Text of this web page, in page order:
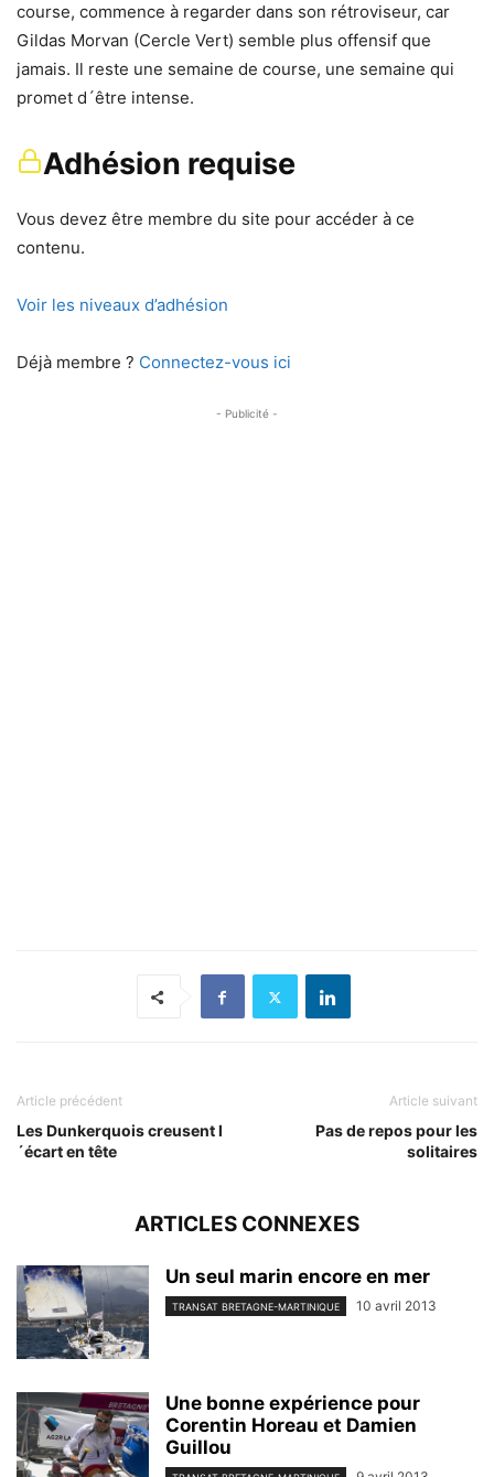
course, commence à regarder dans son rétroviseur, car
Gildas Morvan (Cercle Vert) semble plus offensif que
jamais. Il reste une semaine de course, une semaine qui
promet d´être intense.
Adhésion requise
Vous devez être membre du site pour accéder à ce
contenu.
Voir les niveaux d’adhésion
Déjà membre ? Connectez-vous ici
- Publicité -
Article précédent
Les Dunkerquois creusent l
´écart en tête
Article suivant
Pas de repos pour les
solitaires
ARTICLES CONNEXES
Un seul marin encore en mer
TRANSAT BRETAGNE-MARTINIQUE 10 avril 2013
Une bonne expérience pour
Corentin Horeau et Damien
Guillou